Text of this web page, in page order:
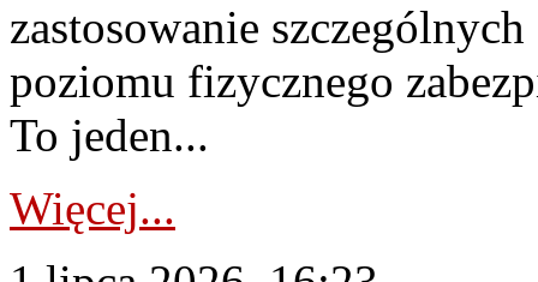
zastosowanie
poziomu fizycznego
To jeden...
Więcej...